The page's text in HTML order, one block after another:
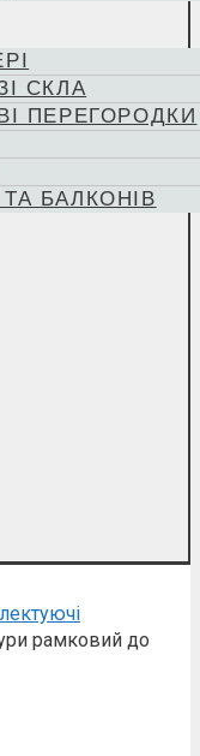
СКЛА
ПЕРЕГОРОДКИ
БАЛКОНІВ
рамковий до